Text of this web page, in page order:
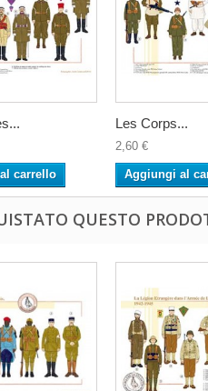
carrello
Les Corps...
2,60 €
Aggiungi al
QUESTO